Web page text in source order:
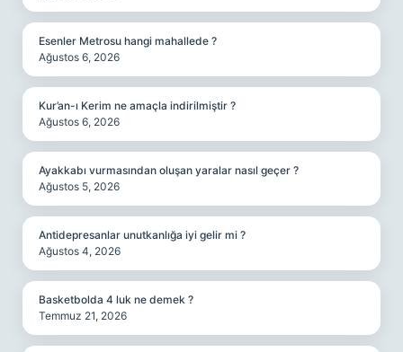
Esenler Metrosu hangi mahallede ?
Ağustos 6, 2026
Kur’an-ı Kerim ne amaçla indirilmiştir ?
Ağustos 6, 2026
Ayakkabı vurmasından oluşan yaralar nasıl geçer ?
Ağustos 5, 2026
Antidepresanlar unutkanlığa iyi gelir mi ?
Ağustos 4, 2026
Basketbolda 4 luk ne demek ?
Temmuz 21, 2026